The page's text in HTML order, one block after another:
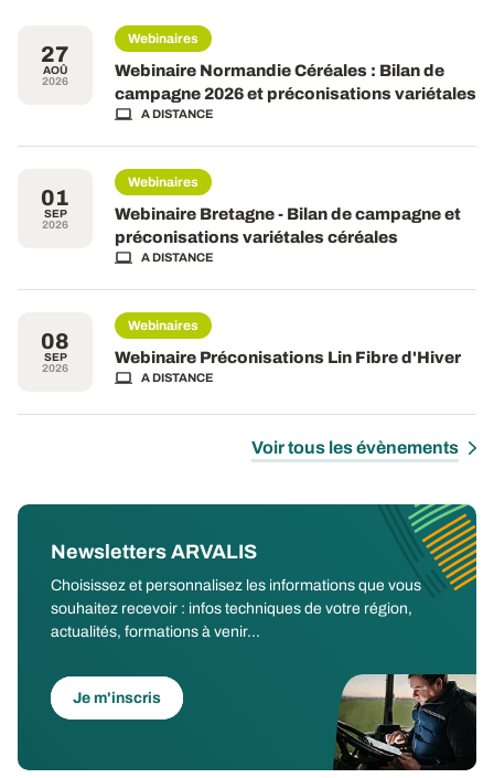
27
AOÛ
2026
Webinaires
Webinaire Normandie Céréales : Bilan de
campagne 2026 et préconisations variétales
A DISTANCE
01
SEP
2026
Webinaires
Webinaire Bretagne - Bilan de campagne et
préconisations variétales céréales
A DISTANCE
08
SEP
2026
Webinaires
Webinaire Préconisations Lin Fibre d'Hiver
A DISTANCE
Voir tous les évènements
Newsletters ARVALIS
Choisissez et personnalisez les informations que vous
souhaitez recevoir : infos techniques de votre région,
actualités, formations à venir...
Je m'inscris